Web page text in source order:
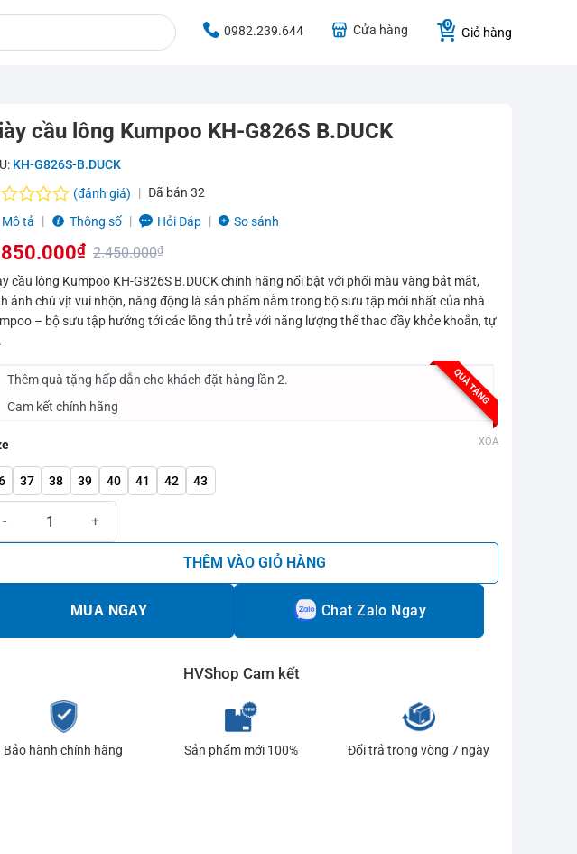
0982.239.644 Cửa hàng Giỏ hàng
cầu lông Kumpoo KH-G826S B.DUCK
KH-G826S-B.DUCK
(đánh giá) Đã bán32
Mô tả
Thông số Hỏi Đáp So sánh
2.450.000₫
₫
cầu lông Kumpoo KH-G826S B.DUCK chính hãng nổi bật với phối màu vàng bắt mắt,
ảnh chú vịt vui nhộn, năng động là sản phẩm nằm trong bộ sưu tập mới nhất của nhà
– bộ sưu tập hướng tới các lông thủ trẻ với năng lượng thể thao đầy khỏe khoắn, tự
QUÀ TẶNG
Thêm quà tặng hấp dẫn cho khách đặt hàng lần 2.
Cam kết chính hãng
37 38 39 40 41 42 43
XÓA
THÊM VÀO GIỎ HÀNG
MUA NGAY Chat Zalo Ngay
HVShop Cam kết
Bảo hành chính hãng Sản phẩm mới 100% Đổi trả trong vòng 7 ngày